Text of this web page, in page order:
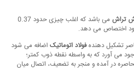
تراش
می باشد که اغلب چیزی حدود 0.37
خود اختصاص می دهد.
تشکیل دهندهفولاد اتوماتیک اضافه می شود
می آورد که به واسطه نقطه ذوب کمتر؛
در آمده و منجر به تضعیف، اتصال میان